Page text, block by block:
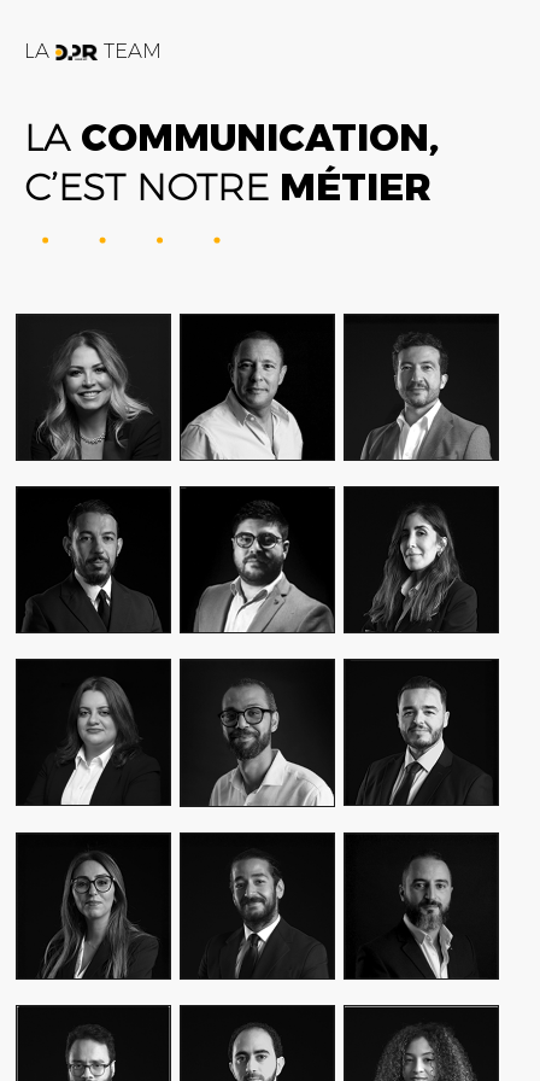
LA TEAM
LACOMMUNICATION,
C’EST NOTRE MÉTIER
FATIME ZOHRA
OUTAGHANI
CEO & FOUNDER
ALEX AXIOTIS
CEO & FOUNDER
AMIN FARES
GENERAL
MANAGER
WASSIM KASSARI
CHIEF FINANCIAL
OFFICER
MALIK IRAQI
MANAGING
DIRECTOR
YASMINE MYRIAM
DIRECTOR OF
OPERATIONS –
PUBLIC RELATIONS
MOUNA EL AZIM
DIRECTOR OF
OPERATIONS
AMINE LAGSSIR
STRATEGY
DIRECTOR
KARIM BENKIRAN
CHIEF CREATIVE
OFFICER
MEKHTOUME
PMO CHANGE &
WALID BAHYA
BUSINESS LEAD
GROUP
SAMI SABER
MEDIA RELATIONS
DIRECTOR